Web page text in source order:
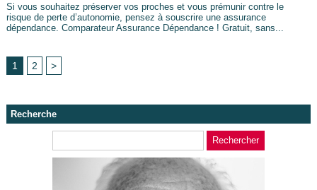
Si vous souhaitez préserver vos proches et vous prémunir contre le
risque de perte d’autonomie, pensez à souscrire une assurance
dépendance. Comparateur Assurance Dépendance ! Gratuit, sans...
1 2 >
Recherche